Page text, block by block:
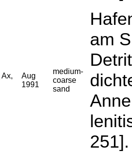
Ax,
Aug
1991
medium-
coarse
sand
am
251].